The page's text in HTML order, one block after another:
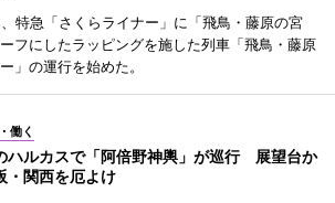
特急「さくらライナー」に「飛鳥・藤原の宮
フにしたラッピングを施した列車「飛鳥・藤原
」の運行を始めた。
働く
ハルカスで「阿倍野神輿」が巡行 展望台か
・関西を厄よけ